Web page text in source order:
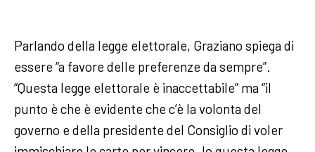
Parlando della legge elettorale, Graziano spiega di
essere “a favore delle preferenze da sempre”.
“Questa legge elettorale è inaccettabile” ma “il
punto è che è evidente che c’è la volonta del
governo e della presidente del Consiglio di voler